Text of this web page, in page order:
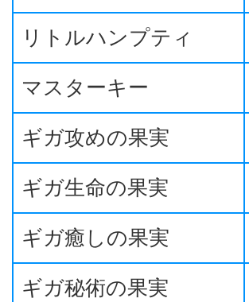
リトルハンプティ
マスターキー
ギガ攻めの果実
ギガ生命の果実
ギガ癒しの果実
ギガ秘術の果実